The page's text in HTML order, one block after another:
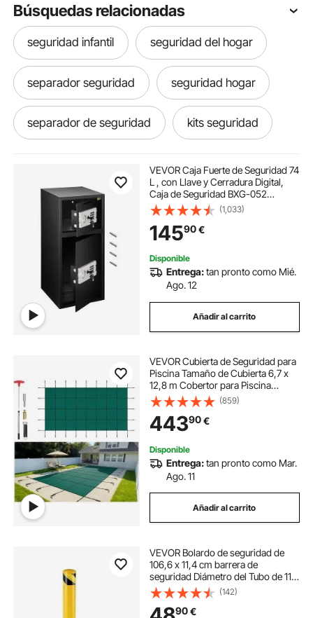
Búsquedas relacionadas
seguridad infantil seguridad del hogar
separador seguridad seguridad hogar
separador de seguridad kits seguridad
alfombra de seguridad
alfombra seguridad cortinas seguridad
cortina de seguridad varilla de seguridad
cinta seguridad cinta para seguridad
VEVOR Caja Fuerte de Seguridad 74
L , con Llave y Cerradura Digital,
Caja de Seguridad BXG-052
Pequeña Digital
(1,033)
14590€
Disponible
Entrega:tan pronto como Mié.
Ago. 12
Añadir al carrito
VEVOR Cubierta de Seguridad para
Piscina Tamaño de Cubierta 6,7 x
12,8 m Cobertor para Piscina
Rectangular Tamaño de Piscina 6,1
x 12,2 m Lona de Piscina para
Piscinas Enterradas de Hogar
Jardín Hotel
(859)
44390€
Disponible
Entrega:tan pronto como Mar.
Ago. 11
Añadir al carrito
VEVOR Bolardo de seguridad de
106,6 x 11,4 cm barrera de
seguridad Diámetro del Tubo de 11,4
cm Espesor de 3 mm tubo con
recubrimiento en polvo amarillo,
barrera de seguridad
(142)
90€